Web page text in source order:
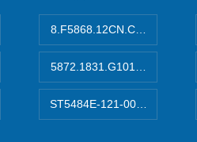
8.F5868.12CN.C122德国
5872.1831.G101德国库伯勒
ST5484E-121-0032-00美国